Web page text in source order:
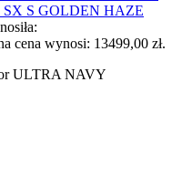
S GOLDEN HAZE
cena wynosi: 13499,00 zł.
ULTRA NAVY